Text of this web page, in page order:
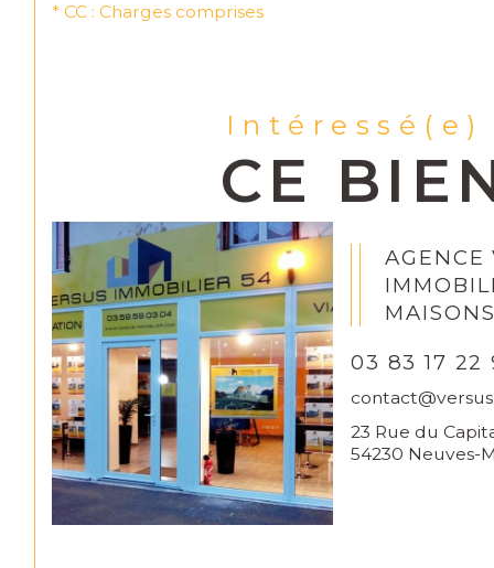
* CC : Charges comprises
CE
AGENCE
03 83 17 22
23 Rue du
54230 Neuves-